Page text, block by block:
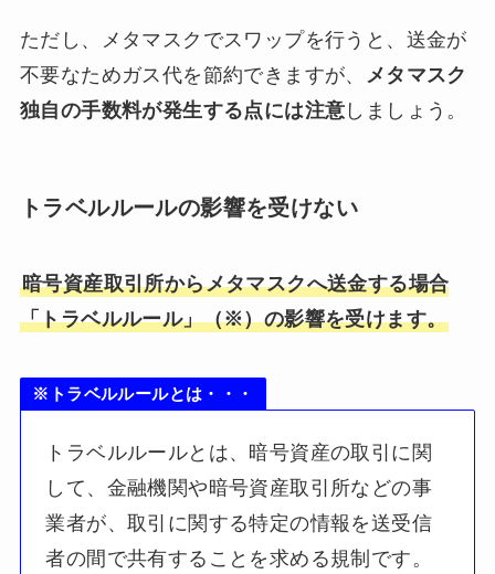
ただし、メタマスクでスワップを行うと、送金が
不要なためガス代を節約できますが、
メタマスク
独自の手数料が発生する点には注意 しましょう。
トラベルルールの影響を受けない
暗号資産取引所からメタマスクへ送金する場合
「トラベルルール」（※）の影響を受けます。
※トラベルルールとは・・・
トラベルルールとは、暗号資産の取引に関
して、金融機関や暗号資産取引所などの事
業者が、取引に関する特定の情報を送受信
者の間で共有することを求める規制です。